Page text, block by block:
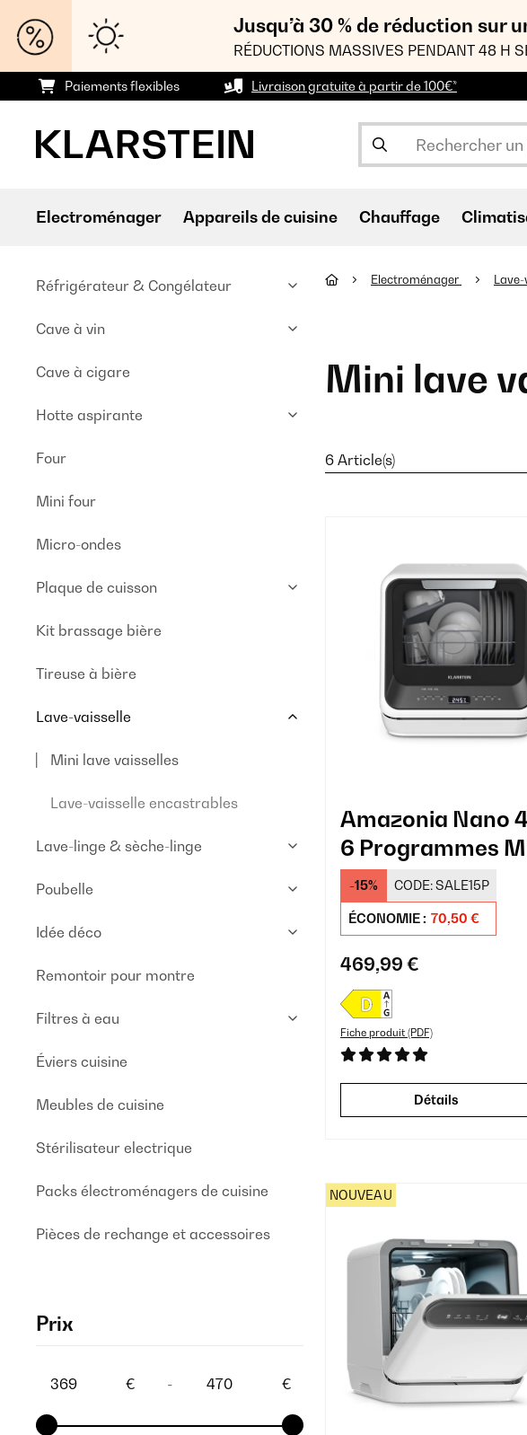
Jusqu’à 30 % de réduction sur
RÉDUCTIONS MASSIVES PENDANT 48 H
Paiements flexibles Livraison gratuite à partir de 100€*
Electroménager Appareils de cuisine Chauffage
Réfrigérateur & Congélateur
Cave à vin
Cave à cigare
Hotte aspirante
Four
Mini four
Micro-ondes
Plaque de cuisson
Kit brassage bière
Tireuse à bière
Lave-vaisselle
Mini lave vaisselles
Lave-vaisselle encastrables
Lave-linge & sèche-linge
Poubelle
Idée déco
Remontoir pour montre
Filtres à eau
Éviers cuisine
Meubles de cuisine
Stérilisateur electrique
Packs électroménagers de cuisine
Pièces de rechange et accessoires
Prix
€ - €
Electroménager
Mini lave
6 Article(s)
Amazonia Nano
6 Programmes
Lave-vaisselle Noir
-15% CODE:SALE15P
ÉCONOMIE : 70,50 €
469,99 €
Fiche produit (PDF)
Détails
NOUVEAU